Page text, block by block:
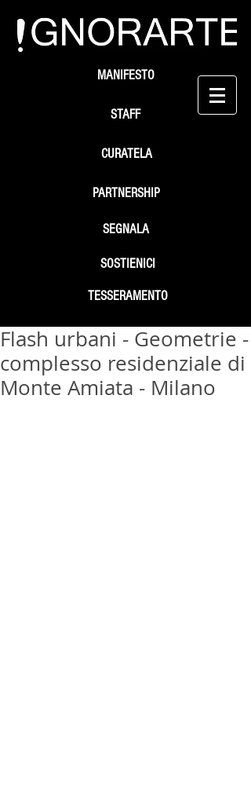
STAFF
SEGNALA
SOSTIENICI
MANIFESTO
PARTNERSHIP
TESSERAMENTO
CURATELA
Flash urbani - Geometrie -
complesso residenziale di
Monte Amiata - Milano